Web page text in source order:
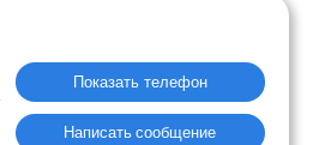
Показать телефон
Написать сообщение